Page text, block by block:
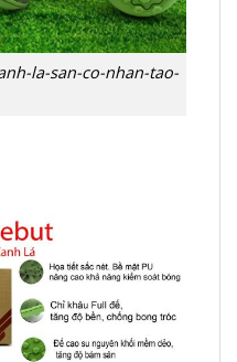
la-san-co-nhan-tao-